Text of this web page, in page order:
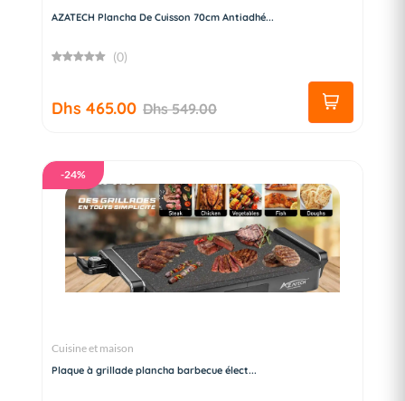
AZATECH Plancha De Cuisson 70cm Antiadhé...
(0)
Dhs 465.00 Dhs 549.00
-24%
Cuisine et maison
Plaque à grillade plancha barbecue élect...